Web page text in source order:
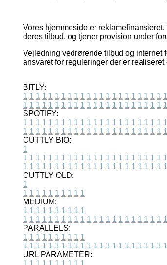
Vores hjemmeside er
deres tilbud, og tjener provision under
Vejledning vedrørende tilbud og internet
ansvaret for reguleringer der er
BITLY:
1 1 1 1 1 1 1 1 1 1 1 1 1 1 1 1 1 1 1 1 1 1 1
1 1 1 1 1 1 1 1 1 1 1 1 1 1 1 1 1 1 1 1 1 1 1
SPOTIFY:
1 1 1 1 1 1 1 1 1 1 1 1 1 1 1 1 1 1 1 1 1 1 1
1 1 1 1 1 1 1 1 1 1 1 1 1 1 1 1 1 1 1 1 1 1 1
CUTTLY BIO:
1
1 1 1 1 1 1 1 1 1 1 1 1 1 1 1 1 1 1 1 1 1 1 1
1 1 1 1 1 1 1 1 1 1 1 1 1 1 1 1 1 1 1 1 1 1 1
CUTTLY OLD:
1
1 1 1 1 1 1 1 1 1 1
MEDIUM:
1 1 1 1 1 1 1 1 1 1
1 1 1 1 1 1 1 1 1 1 1 1 1 1 1 1 1 1 1 1 1 1 1
PARALLELS:
1 1 1 1 1 1 1 1 1 1
1 1 1 1 1 1 1 1 1 1 1 1 1 1 1 1 1 1 1 1 1 1 1
URL PARAMETER:
1 1 1 1 1 1 1 1 1 1